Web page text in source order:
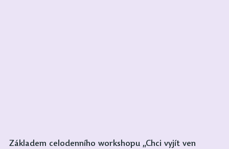
Základem celodenního workshopu „Chci vyjít ven